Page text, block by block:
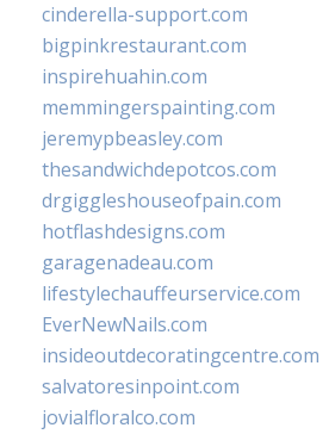
cinderella-support.com
bigpinkrestaurant.com
inspirehuahin.com
memmingerspainting.com
jeremypbeasley.com
thesandwichdepotcos.com
drgiggleshouseofpain.com
hotflashdesigns.com
garagenadeau.com
lifestylechauffeurservice.com
EverNewNails.com
insideoutdecoratingcentre.com
salvatoresinpoint.com
jovialfloralco.com